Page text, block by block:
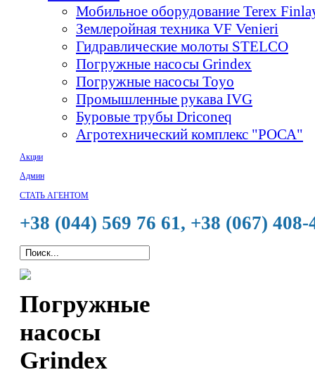
Мобильное оборудование Terex
Землеройная техника VF Venieri
Гидравлические молоты STELCO
Погружные насосы Grindex
Погружные насосы Toyo
Промышленные рукава IVG
Буровые трубы Driconeq
Агротехнический комплекс "РОСА"
Акции
Админ
СТАТЬ АГЕНТОМ
+38 (044) 569 76 61, +38 (067) 408-
Погружные
насосы
Grindex